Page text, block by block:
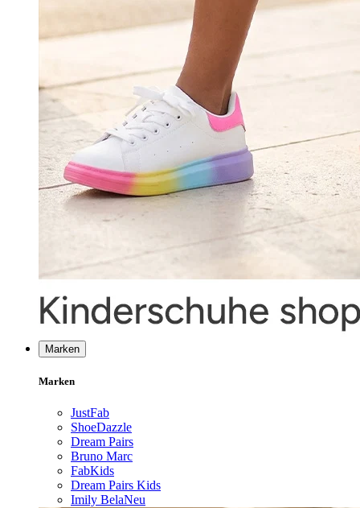
Marken
Marken
JustFab
ShoeDazzle
Dream Pairs
Bruno Marc
FabKids
Dream Pairs Kids
Imily BelaNeu